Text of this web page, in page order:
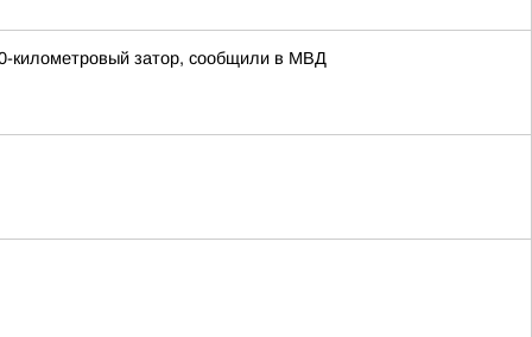
километровый затор, сообщили в МВД